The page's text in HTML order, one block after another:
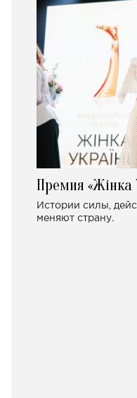
Премия «Жінка
Истории силы,
меняют страну.